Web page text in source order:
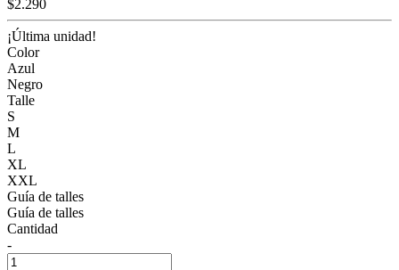
$2.290
¡Última unidad!
Color
Azul
Negro
Talle
S
M
L
XL
XXL
Guía de talles
Guía de talles
Cantidad
-